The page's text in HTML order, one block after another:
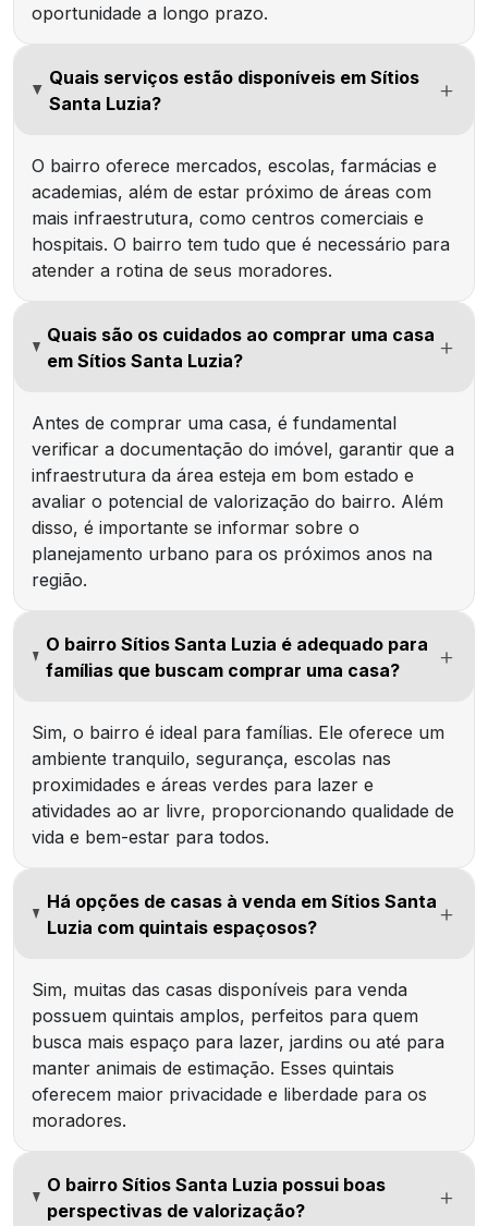
oportunidade a longo prazo.
Quais serviços estão disponíveis em Sítios
Santa Luzia?
O bairro oferece mercados, escolas, farmácias e
academias, além de estar próximo de áreas com
mais infraestrutura, como centros comerciais e
hospitais. O bairro tem tudo que é necessário para
atender a rotina de seus moradores.
Quais são os cuidados ao comprar uma casa
em Sítios Santa Luzia?
Antes de comprar uma casa, é fundamental
verificar a documentação do imóvel, garantir que a
infraestrutura da área esteja em bom estado e
avaliar o potencial de valorização do bairro. Além
disso, é importante se informar sobre o
planejamento urbano para os próximos anos na
região.
O bairro Sítios Santa Luzia é adequado para
famílias que buscam comprar uma casa?
Sim, o bairro é ideal para famílias. Ele oferece um
ambiente tranquilo, segurança, escolas nas
proximidades e áreas verdes para lazer e
atividades ao ar livre, proporcionando qualidade de
vida e bem-estar para todos.
Há opções de casas à venda em Sítios Santa
Luzia com quintais espaçosos?
Sim, muitas das casas disponíveis para venda
possuem quintais amplos, perfeitos para quem
busca mais espaço para lazer, jardins ou até para
manter animais de estimação. Esses quintais
oferecem maior privacidade e liberdade para os
moradores.
O bairro Sítios Santa Luzia possui boas
perspectivas de valorização?